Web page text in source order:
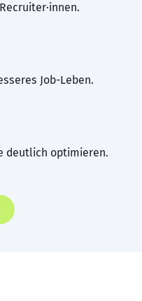
Job-Leben.
deutlich optimieren.